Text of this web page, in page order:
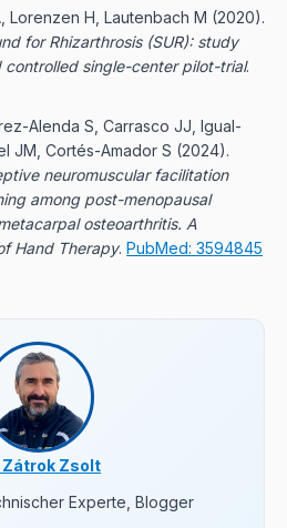
Lorenzen H, Lautenbach M (2020).
for Rhizarthrosis (SUR): study
single-center pilot-trial.
Alenda S, Carrasco JJ, Igual-
JM, Cortés-Amador S (2024).
neuromuscular facilitation
among post-menopausal
osteoarthritis. A
Hand Therapy. PubMed: 3594845
Zátrok Zsolt
Experte, Blogger